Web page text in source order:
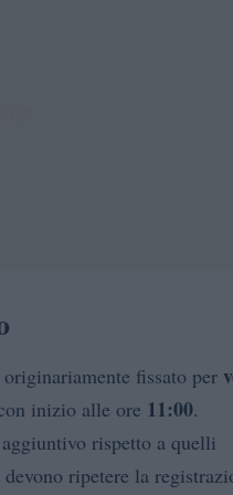
originariamente fissato per
inizio alle ore 11:00.
rispetto a quelli
ripetere la